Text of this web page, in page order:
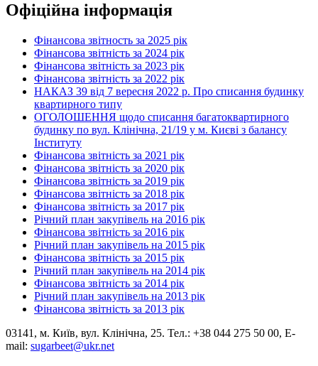
Офіційна інформація
Фінансова звітность за 2025 рік
Фінансова звітність за 2024 рік
Фінансова звітність за 2023 рік
Фінансова звітність за 2022 рік
НАКАЗ 39 від 7 вересня 2022 р. Про списання будинку
квартирного типу
ОГОЛОШЕННЯ щодо списання багатоквартирного
будинку по вул. Клінічна, 21/19 у м. Києві з балансу
Інституту
Фінансова звітність за 2021 рік
Фінансова звітність за 2020 рік
Фінансова звітність за 2019 рік
Фінансова звітність за 2018 рік
Фінансова звітність за 2017 рік
Річний план закупівель на 2016 рік
Фінансова звітність за 2016 рік
Річний план закупівель на 2015 рік
Фінансова звітність за 2015 рік
Річний план закупівель на 2014 рік
Фінансова звітність за 2014 рік
Річний план закупівель на 2013 рік
Фінансова звітність за 2013 рік
03141, м. Київ, вул. Клінічна, 25. Тел.: +38 044 275 50 00, E-
mail: sugarbeet@ukr.net